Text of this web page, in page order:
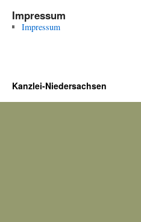
Impressum
Impressum
Kanzlei-Niedersachsen